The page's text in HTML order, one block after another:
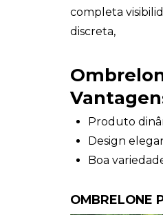
completa
discreta,
Produto
Design
Boa
OMBRELONE